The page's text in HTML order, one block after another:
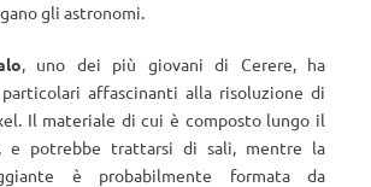
gli astronomi.
, uno dei più giovani di Cerere, ha
affascinanti alla risoluzione di
Il materiale di cui è composto lungo il
e potrebbe trattarsi di sali, mentre la
è probabilmente formata da